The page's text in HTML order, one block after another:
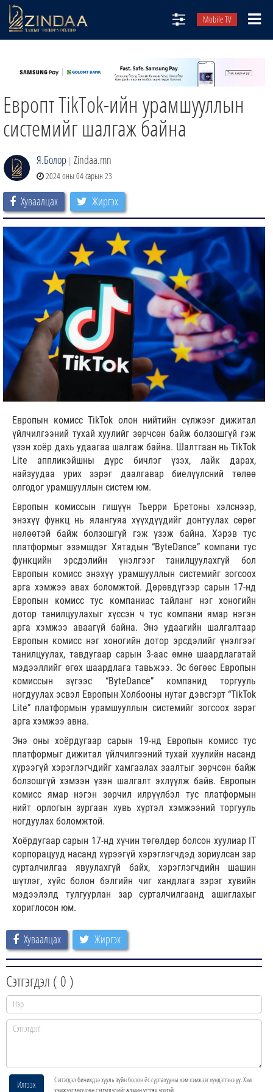
Mobile TV
ТВ8
ӨГЛӨӨНИЙ СОНИН
АУДИО ЗОХИОЛ
Европт TikTok-ийн урамшууллын
системийг шалгаж байна
Я.Болор | Zindaa.mn
2024 оны 04 сарын 23
Хуваалцах Жиргэх
Европын комисс TikTok олон нийтийн сүлжээг дижитал
үйлчилгээний тухай хуулийг зөрчсөн байж болзошгүй гэж
үзэн хоёр дахь удаагаа шалгаж байна. Шалтгаан нь TikTok
Lite аппликэйшны дүрс бичлэг үзэх, лайк дарах,
найзуудаа урих зэрэг даалгавар биелүүлсний төлөө
олгодог урамшууллын систем юм.
Европын комиссын гишүүн Тьерри Бретоны хэлснээр,
энэхүү функц нь ялангуяа хүүхдүүдийг донтуулах сөрөг
нөлөөтэй байж болзошгүй гэж үзэж байна. Хэрэв тус
платформыг эзэмшдэг Хятадын “ByteDance” компани тус
функцийн эрсдэлийн үнэлгээг танилцуулахгүй бол
Европын комисс энэхүү урамшууллын системийг зогсоох
арга хэмжээ авах боломжтой. Дөрөвдүгээр сарын 17-нд
Европын комисс тус компаниас тайланг нэг хоногийн
дотор танилцуулахыг хүссэн ч тус компани ямар нэгэн
арга хэмжээ аваагүй байна. Энэ удаагийн шалгалтаар
Европын комисс нэг хоногийн дотор эрсдэлийг үнэлгээг
танилцуулах, тавдугаар сарын 3-аас өмнө шаардлагатай
мэдээллийг өгөх шаардлага тавьжээ. Эс бөгөөс Европын
комиссын зүгээс “ByteDance” компанид торгууль
ногдуулах эсвэл Европын Холбооны нутаг дэвсгэрт “TikTok
Lite” платформын урамшууллын системийг зогсоох зэрэг
арга хэмжээ авна.
Энэ оны хоёрдугаар сарын 19-нд Европын комисс тус
платформыг дижитал үйлчилгээний тухай хуулийн насанд
хүрээгүй хэрэглэгчдийг хамгаалах заалтыг зөрчсөн байж
болзошгүй хэмээн үзэн шалгалт эхлүүлж байв. Европын
комисс ямар нэгэн зөрчил илрүүлбэл тус платформын
нийт орлогын зургаан хувь хүртэл хэмжээний торгууль
ногдуулах боломжтой.
Хоёрдугаар сарын 17-нд хүчин төгөлдөр болсон хуулиар IT
корпорацууд насанд хүрээгүй хэрэглэгчдэд зориулсан зар
сурталчилгаа явуулахгүй байх, хэрэглэгчдийн шашин
шүтлэг, хүйс болон бэлгийн чиг хандлага зэрэг хувийн
мэдээлэлд тулгуурлан зар сурталчилгаанд ашиглахыг
хориглосон юм.
Хуваалцах Жиргэх
Сэтгэгдэл ( 0 )
Илгээх
Сэтгэгдэл бичихдээ хууль зүйн болон ёс суртахууны хэм хэмжээг хүндэтгэнэ үү. Хэм
хэмжээг зөрчсөн сэтгэгдэлийг админ устгах эрхтэй.